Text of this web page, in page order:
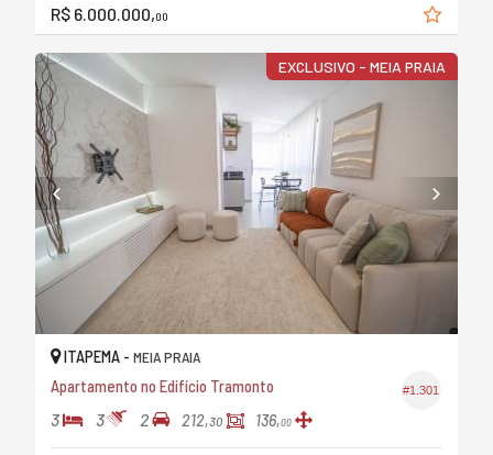
R$ 6.000.000,00
EXCLUSIVO - MEIA PRAIA
#1.301
ITAPEMA - MEIA PRAIA
Apartamento no Edifício Tramonto
3 3 2 212,30 136,00